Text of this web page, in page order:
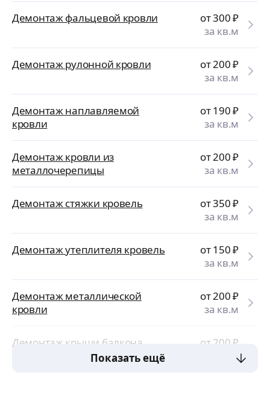
Демонтаж фальцевой кровли от 300₽
за кв.м
Демонтаж рулонной кровли от 200₽
за кв.м
Демонтаж наплавляемой
кровли
от 190₽
за кв.м
Демонтаж кровли из
металлочерепицы
от 200₽
за кв.м
Демонтаж стяжки кровель от 350₽
за кв.м
Демонтаж утеплителя кровель от 150₽
за кв.м
Демонтаж металлической
кровли
от 200₽
за кв.м
Демонтаж крыши балкона от 200₽
за кв.м
Показать ещё